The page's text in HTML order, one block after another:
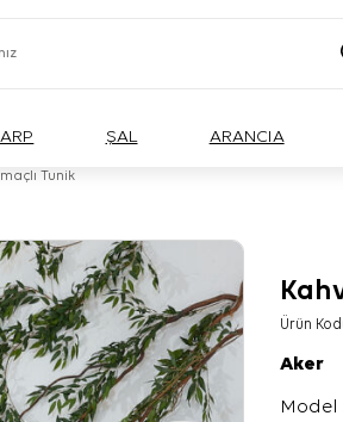
ŞAL ARANCIA
Tunik
Ürün
Aker